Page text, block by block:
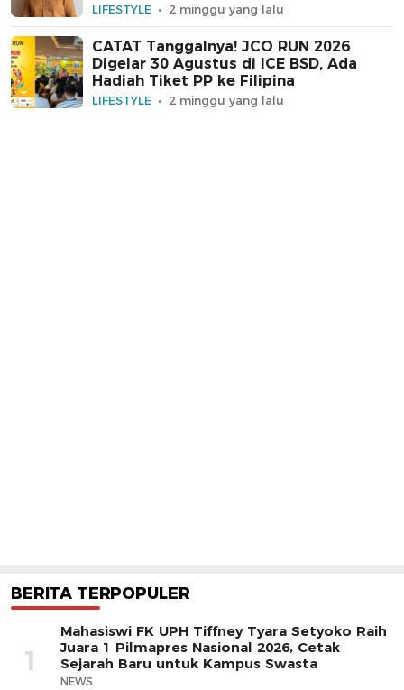
LIFESTYLE 2 minggu yang lalu
CATAT Tanggalnya! JCO RUN 2026
Digelar 30 Agustus di ICE BSD, Ada
Hadiah Tiket PP ke Filipina
LIFESTYLE 2 minggu yang lalu
BERITA TERPOPULER
1
Mahasiswi FK UPH Tiffney Tyara Setyoko Raih
Juara 1 Pilmapres Nasional 2026, Cetak
Sejarah Baru untuk Kampus Swasta
NEWS